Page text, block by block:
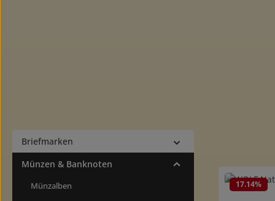
Briefmarken
Münzen & Banknoten
Münzalben
17.14%